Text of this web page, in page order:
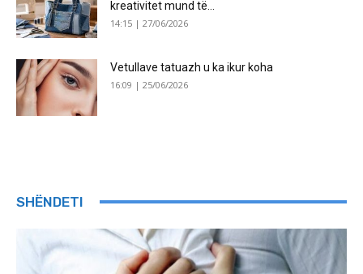
kreativitet mund të...
14:15 | 27/06/2026
Vetullave tatuazh u ka ikur koha
16:09 | 25/06/2026
SHËNDETI